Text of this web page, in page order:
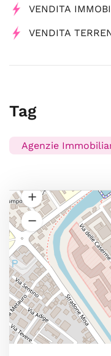
VENDITA
VENDITA
Tag
Agenzie